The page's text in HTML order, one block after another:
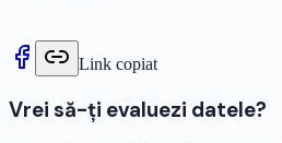
Link copiat
Vrei să-ți evaluezi datele?